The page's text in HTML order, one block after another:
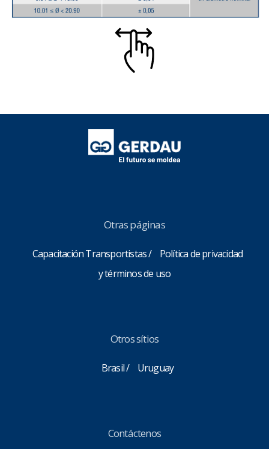
Otras páginas
Capacitación Transportistas
Política de privacidad
y términos de uso
Otros sítios
Brasil Uruguay
Contáctenos